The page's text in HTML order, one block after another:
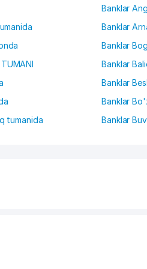
Banklar
Banklar
Banklar
Banklar
Banklar
Banklar
tumanida
Banklar